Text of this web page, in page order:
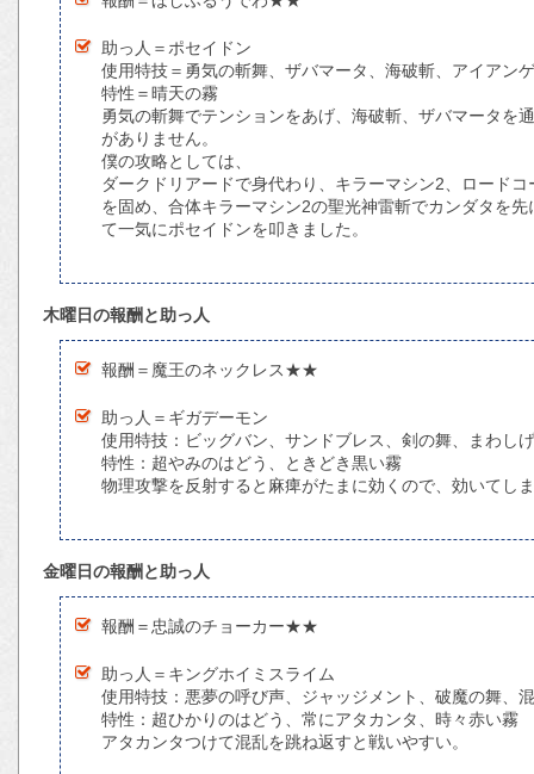
助っ人＝ポセイドン
使用特技＝勇気の斬舞、ザバマータ、海破斬、アイアン
特性＝晴天の霧
勇気の斬舞でテンションをあげ、海破斬、ザバマータを
がありません。
僕の攻略としては、
ダークドリアードで身代わり、キラーマシン2、ロード
を固め、合体キラーマシン2の聖光神雷斬でカンダタを
て一気にポセイドンを叩きました。
木曜日の報酬と助っ人
報酬＝魔王のネックレス★★
助っ人＝ギガデーモン
使用特技：ビッグバン、サンドブレス、剣の舞、まわし
特性：超やみのはどう、ときどき黒い霧
物理攻撃を反射すると麻痺がたまに効くので、効いてし
金曜日の報酬と助っ人
報酬＝忠誠のチョーカー★★
助っ人＝キングホイミスライム
使用特技：悪夢の呼び声、ジャッジメント、破魔の舞、
特性：超ひかりのはどう、常にアタカンタ、時々赤い霧
アタカンタつけて混乱を跳ね返すと戦いやすい。